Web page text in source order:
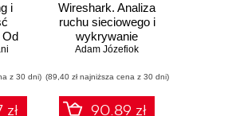
i
Od
z 30 dni)
zł
Wireshark. Analiza
ruchu sieciowego i
wykrywanie
włamań
Adam Józefiok
(89,40 zł najniższa cena z 30 dni)
90.89 zł